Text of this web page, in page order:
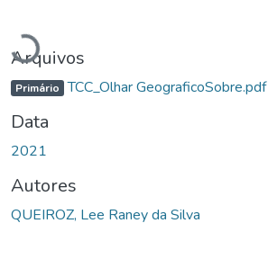
Carregando...
Arquivos
Primário TCC_Olhar GeograficoSobre.pdf
Data
2021
Autores
QUEIROZ, Lee Raney da Silva